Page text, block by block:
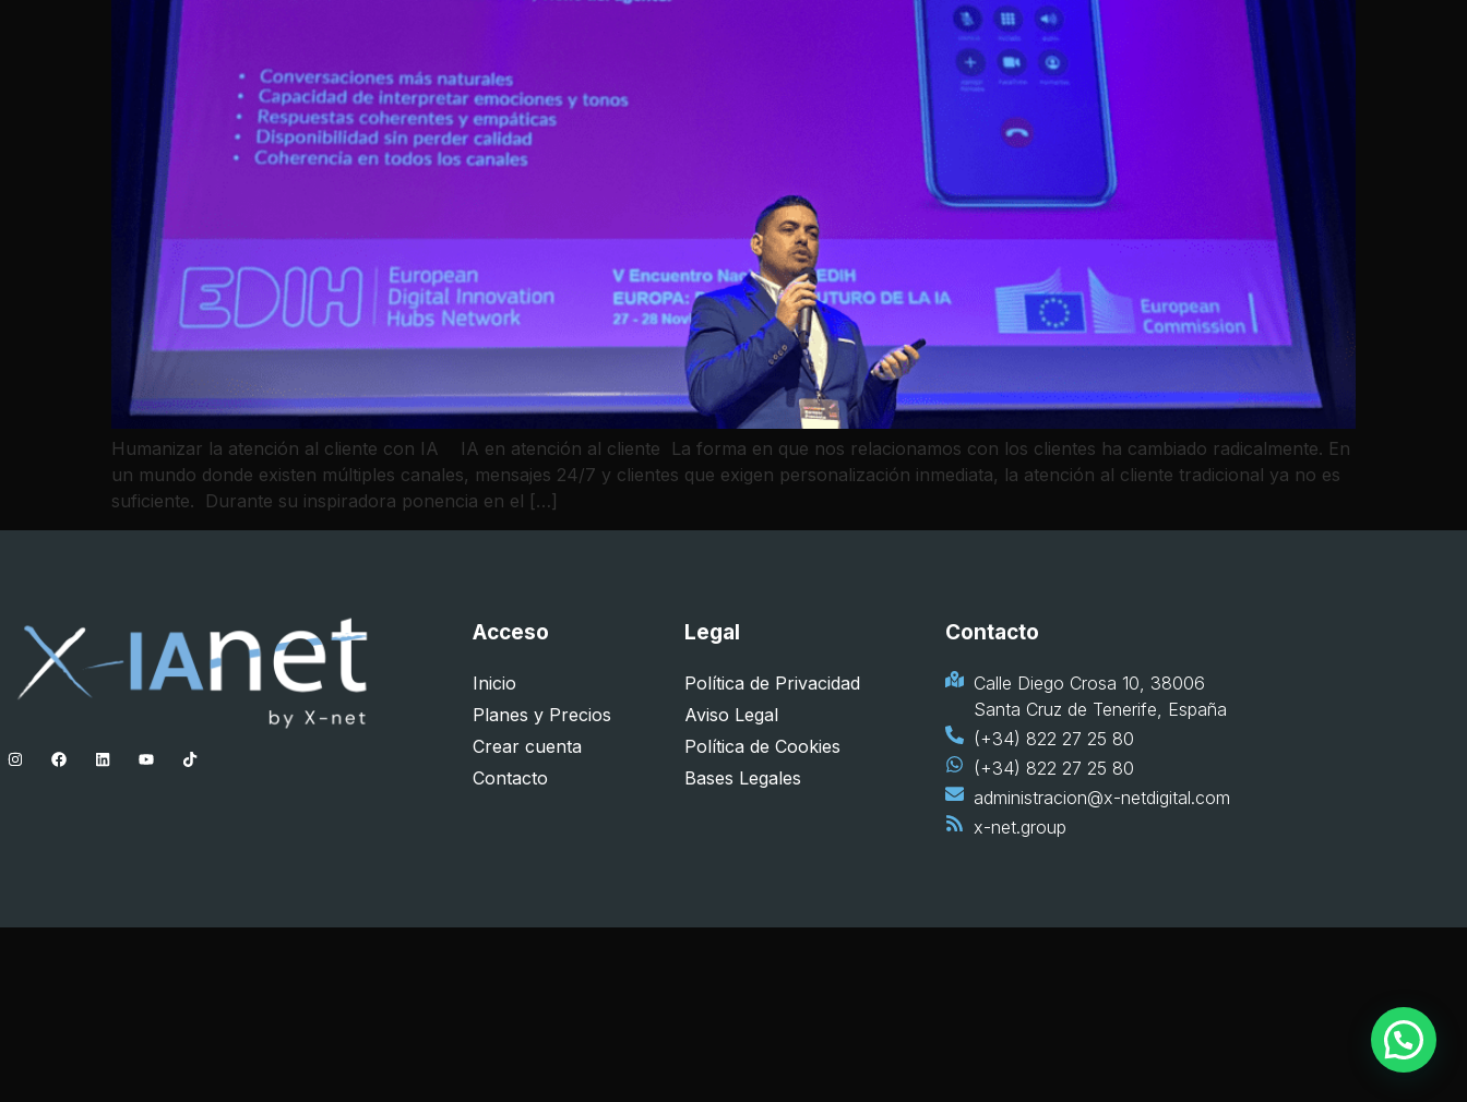
Humanizar la atención al cliente con IA IA en atención al cliente La forma en que nos relacionamos con los clientes ha cambiado radicalmente. En
un mundo donde existen múltiples canales, mensajes 24/7 y clientes que exigen personalización inmediata, la atención al cliente tradicional ya no es
suficiente. Durante su inspiradora ponencia en el […]
Acceso
Inicio
Planes y Precios
Crear cuenta
Contacto
Legal
Política de Privacidad
Aviso Legal
Política de Cookies
Bases Legales
Contacto
Calle Diego Crosa 10, 38006
Santa Cruz de Tenerife, España
(+34) 822 27 25 80
(+34) 822 27 25 80
administracion@x-netdigital.com
x-net.group